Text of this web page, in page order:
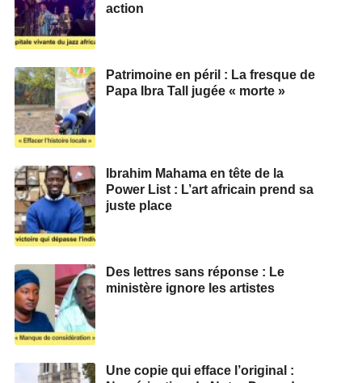
action
Patrimoine en péril : La fresque de
Papa Ibra Tall jugée « morte »
Ibrahim Mahama en tête de la
Power List : L’art africain prend sa
juste place
Des lettres sans réponse : Le
ministère ignore les artistes
Une copie qui efface l’original :